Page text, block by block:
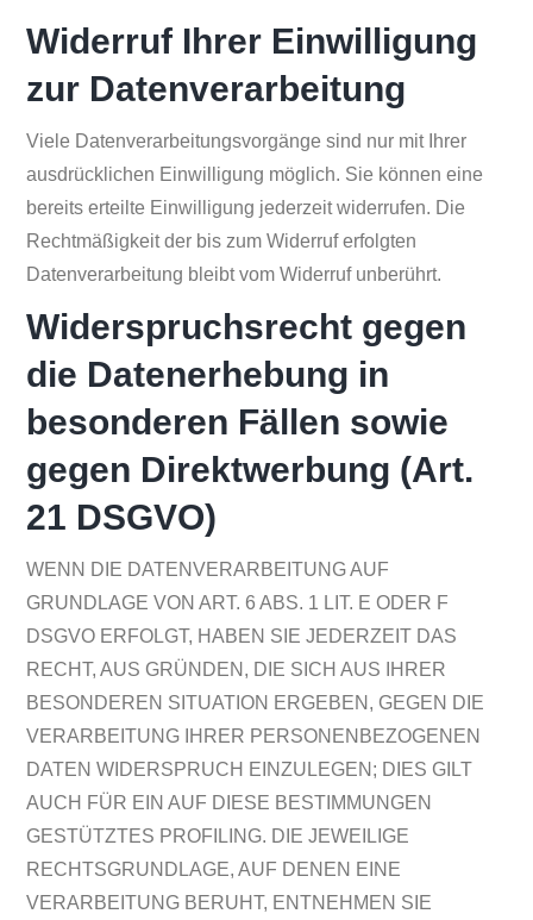
Widerruf Ihrer Einwilligung
zur Datenverarbeitung
Viele Datenverarbeitungsvorgänge sind nur mit Ihrer
ausdrücklichen Einwilligung möglich. Sie können eine
bereits erteilte Einwilligung jederzeit widerrufen. Die
Rechtmäßigkeit der bis zum Widerruf erfolgten
Datenverarbeitung bleibt vom Widerruf unberührt.
Widerspruchsrecht gegen
die Datenerhebung in
besonderen Fällen sowie
gegen Direktwerbung (Art.
21 DSGVO)
WENN DIE DATENVERARBEITUNG AUF
GRUNDLAGE VON ART. 6 ABS. 1 LIT. E ODER F
DSGVO ERFOLGT, HABEN SIE JEDERZEIT DAS
RECHT, AUS GRÜNDEN, DIE SICH AUS IHRER
BESONDEREN SITUATION ERGEBEN, GEGEN DIE
VERARBEITUNG IHRER PERSONENBEZOGENEN
DATEN WIDERSPRUCH EINZULEGEN; DIES GILT
AUCH FÜR EIN AUF DIESE BESTIMMUNGEN
GESTÜTZTES PROFILING. DIE JEWEILIGE
RECHTSGRUNDLAGE, AUF DENEN EINE
VERARBEITUNG BERUHT, ENTNEHMEN SIE